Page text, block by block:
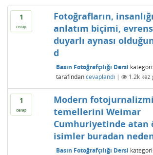
1
cevap
Fotoğrafların,
anlatım biçimi,
duyarlı aynası
d
Basın Fotoğrafçılığı Dersi
tarafından cevaplandı | 1.2kkez
1
cevap
Modern
temellerini Weimar
Cumhuriyetinde atan
isimler buradan
Basın Fotoğrafçılığı Dersi